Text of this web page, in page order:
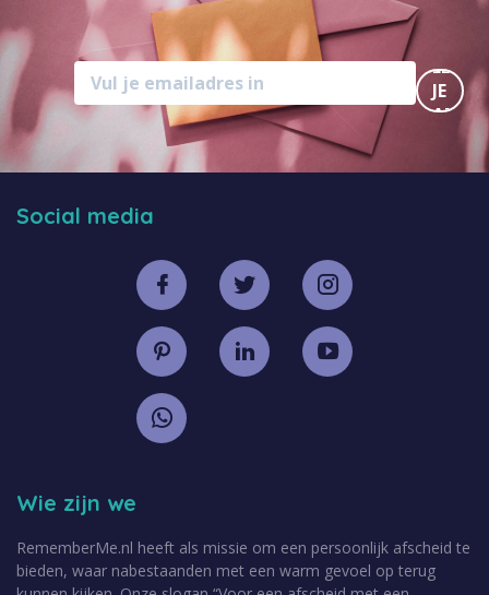
MELD
JE
AAN
Wie zijn we
RememberMe.nl heeft als missie om een persoonlijk afscheid te
bieden, waar nabestaanden met een warm gevoel op terug
Social media